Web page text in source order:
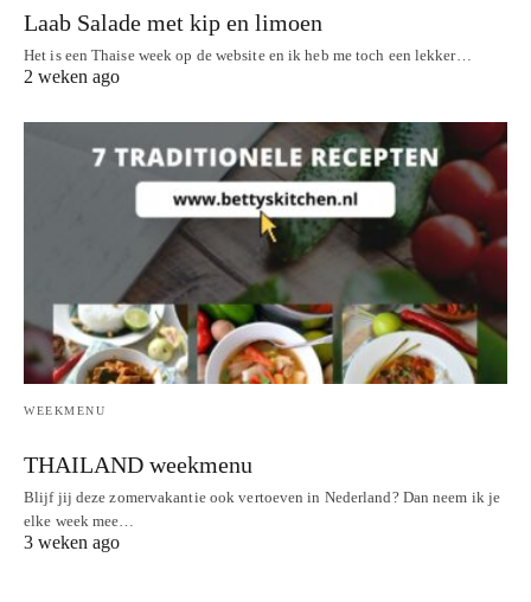
Laab Salade met kip en limoen
Het is een Thaise week op de website en ik heb me toch een lekker…
2 weken ago
WEEKMENU
THAILAND weekmenu
Blijf jij deze zomervakantie ook vertoeven in Nederland? Dan neem ik je
elke week mee…
3 weken ago